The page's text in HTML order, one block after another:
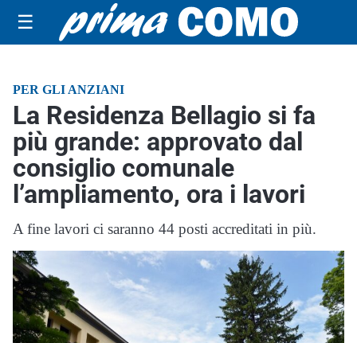
☰
PER GLI ANZIANI
La Residenza Bellagio si fa
più grande: approvato dal
consiglio comunale
l’ampliamento, ora i lavori
A fine lavori ci saranno 44 posti accreditati in più.